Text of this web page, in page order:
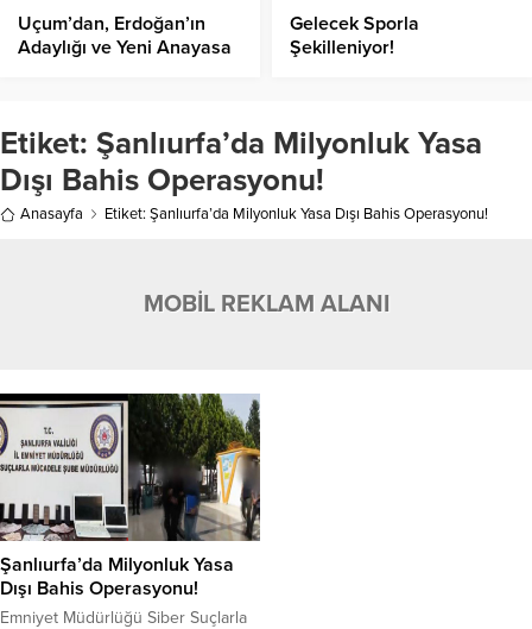
Uçum’dan, Erdoğan’ın
Adaylığı ve Yeni Anayasa
Gelecek Sporla
Şekilleniyor!
Etiket: Şanlıurfa’da Milyonluk Yasa
Dışı Bahis Operasyonu!
Anasayfa Etiket: Şanlıurfa’da Milyonluk Yasa Dışı Bahis Operasyonu!
MOBİL REKLAM ALANI
Şanlıurfa’da Milyonluk Yasa
Dışı Bahis Operasyonu!
Emniyet Müdürlüğü Siber Suçlarla